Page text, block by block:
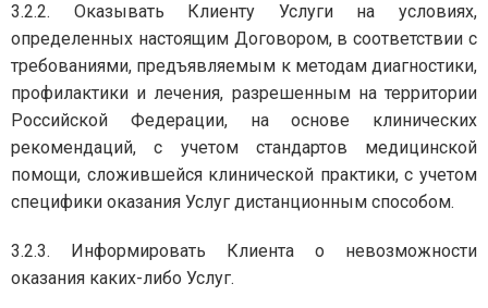
3.2.2. Оказывать Клиенту Услуги на условиях,
определенных настоящим Договором, в соответствии с
требованиями, предъявляемым к методам диагностики,
профилактики и лечения, разрешенным на территории
Российской Федерации, на основе клинических
рекомендаций, с учетом стандартов медицинской
помощи, сложившейся клинической практики, с учетом
специфики оказания Услуг дистанционным способом.
3.2.3. Информировать Клиента о невозможности
оказания каких-либо Услуг.